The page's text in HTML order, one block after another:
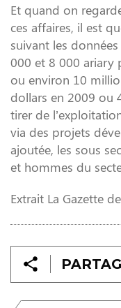
Et quand on
ces affaires, il est
suivant les
000 et 8 000 ariary
ou environ 10
dollars en 2009 ou
tirer de
via des projets
ajoutée, les sous
et hommes du
Extrait La Gazette